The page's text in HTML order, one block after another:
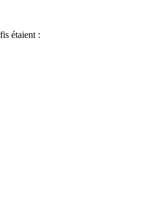
étaient :